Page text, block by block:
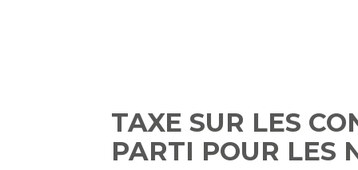
TAXE SUR LES
PARTI POUR LES